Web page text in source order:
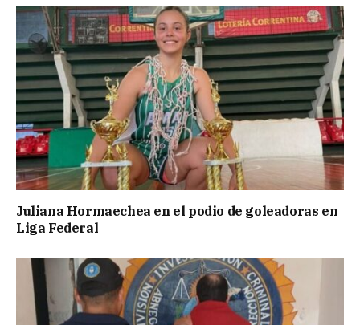
Juliana Hormaechea en el podio de goleadoras en
Liga Federal